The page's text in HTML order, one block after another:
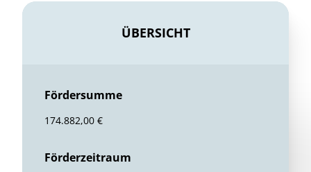
ÜBERSICHT
Fördersumme
174.882,00 €
Förderzeitraum